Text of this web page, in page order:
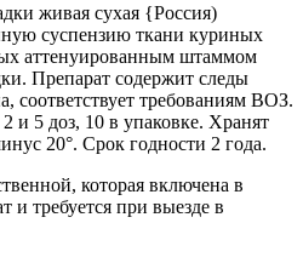
живая сухая {Россия)
суспензию ткани куриных
аттенуированным штаммом
Препарат содержит следы
требованиям ВОЗ.
и 5 доз, 10 в упаковке. Хранят
20°. Срок годности 2 года.
которая включена в
требуется при выезде в